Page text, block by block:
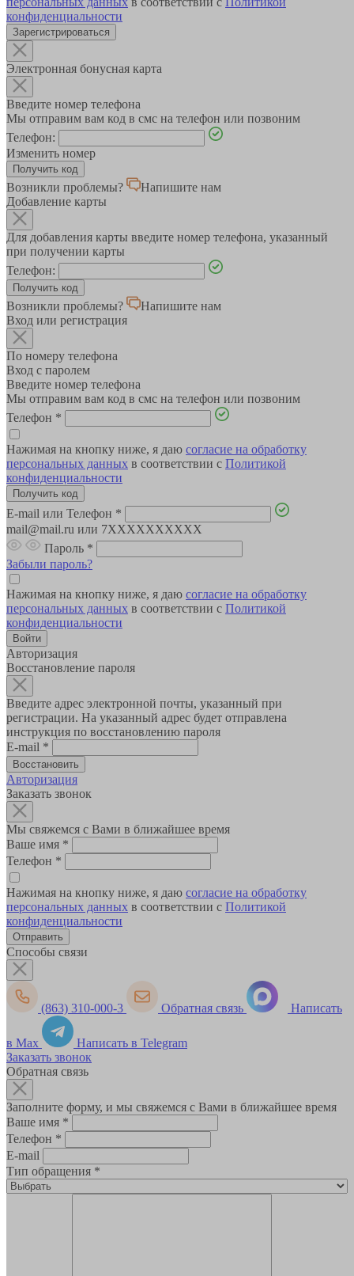
конфиденциальности
Зарегистрироваться
Электронная бонусная карта
Введите номер телефона
Мы отправим вам код в смс на телефон или позвоним
Телефон:
Изменить номер
Возникли проблемы?
Напишите нам
Добавление карты
Для добавления карты введите номер телефона, указанный
при получении карты
Телефон:
Возникли проблемы?
Напишите нам
Вход или регистрация
По номеру телефона
Вход с паролем
Введите номер телефона
Мы отправим вам код в смс на телефон или позвоним
Телефон *
Нажимая на кнопку ниже, я даю согласие на обработку
персональных данных в соответствии с Политикой
конфиденциальности
E-mail или Телефон *
mail@mail.ru или 7XXXXXXXXXX
Пароль *
Забыли пароль?
Нажимая на кнопку ниже, я даю согласие на обработку
персональных данных в соответствии с Политикой
конфиденциальности
Авторизация
Восстановление пароля
Введите адрес электронной почты, указанный при
регистрации. На указанный адрес будет отправлена
инструкция по восстановлению пароля
E-mail *
Авторизация
Заказать звонок
Мы свяжемся с Вами в ближайшее время
Ваше имя *
Телефон *
Нажимая на кнопку ниже, я даю согласие на обработку
персональных данных в соответствии с Политикой
конфиденциальности
Способы связи
(863) 310-000-3 Обратная связь Написать
в Max
Написать в Telegram
Заказать звонок
Обратная связь
Заполните форму, и мы свяжемся с Вами в ближайшее время
Ваше имя *
Телефон *
E-mail
Тип обращения *